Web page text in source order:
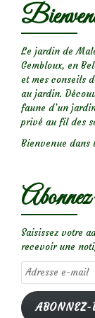
Le jardin de
Gembloux, en
et mes conseils
au jardin.
faune d’un
privé au fil des
Bienvenue dans
Saisissez votre
recevoir une
Adresse
e-
mail
ABONNEZ-